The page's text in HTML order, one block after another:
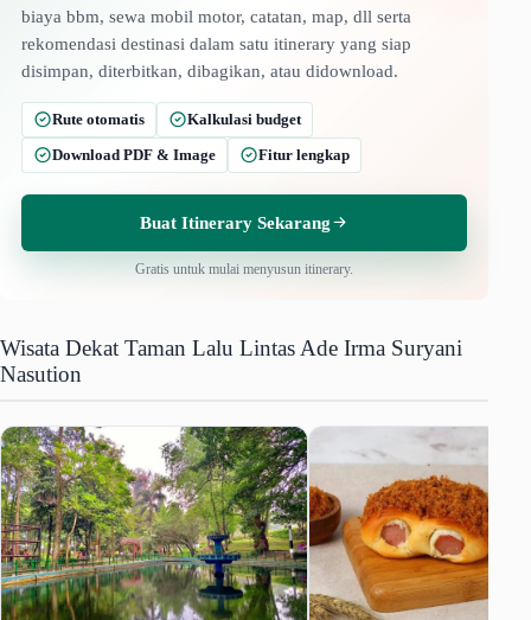
biaya bbm, sewa mobil motor, catatan, map, dll serta
rekomendasi destinasi dalam satu itinerary yang siap
disimpan, diterbitkan, dibagikan, atau didownload.
Rute otomatis
Kalkulasi budget
Download PDF & Image
Fitur lengkap
Buat Itinerary Sekarang
Gratis untuk mulai menyusun itinerary.
Wisata Dekat Taman Lalu Lintas Ade Irma Suryani
Nasution